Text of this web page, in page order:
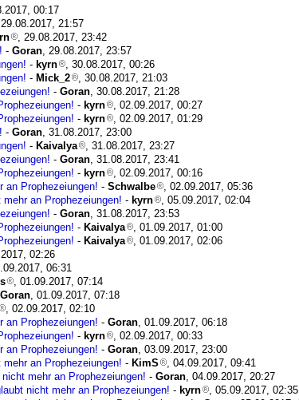
00:17
21:57
, 29.08.2017, 23:42
- Goran, 29.08.2017, 23:57
- kyrn
, 30.08.2017, 00:26
- Mick_2
, 30.08.2017, 21:03
- Goran, 30.08.2017, 21:28
- kyrn
, 02.09.2017, 00:27
- kyrn
, 02.09.2017, 01:29
- Goran, 31.08.2017, 23:00
- Kaivalya
, 31.08.2017, 23:27
- Goran, 31.08.2017, 23:41
- kyrn
, 02.09.2017, 00:16
an Prophezeiungen! - Schwalbe
, 02.09.2017, 05:36
an Prophezeiungen! - kyrn
, 05.09.2017, 02:04
- Goran, 31.08.2017, 23:53
- Kaivalya
, 01.09.2017, 01:00
- Kaivalya
, 01.09.2017, 02:06
02:26
06:31
, 01.09.2017, 07:14
Goran, 01.09.2017, 07:18
, 02.09.2017, 02:10
an Prophezeiungen! - Goran, 01.09.2017, 06:18
- kyrn
, 02.09.2017, 00:33
an Prophezeiungen! - Goran, 03.09.2017, 23:00
an Prophezeiungen! - KimS
, 04.09.2017, 09:41
mehr an Prophezeiungen! - Goran, 04.09.2017, 20:27
nicht mehr an Prophezeiungen! - kyrn
, 05.09.2017, 02:35